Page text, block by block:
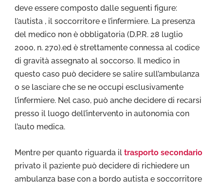
deve essere composto dalle seguenti figure:
l’autista , il soccorritore e l’infermiere. La presenza
del medico non è obbligatoria (D.P.R. 28 luglio
2000, n. 270).ed è strettamente connessa al codice
di gravità assegnato al soccorso. Il medico in
questo caso può decidere se salire sull’ambulanza
o se lasciare che se ne occupi esclusivamente
l’infermiere. Nel caso, può anche decidere di recarsi
presso il luogo dell’intervento in autonomia con
l’auto medica.
Mentre per quanto riguarda il trasporto secondario
privato il paziente può decidere di richiedere un
ambulanza base con a bordo autista e soccorritore